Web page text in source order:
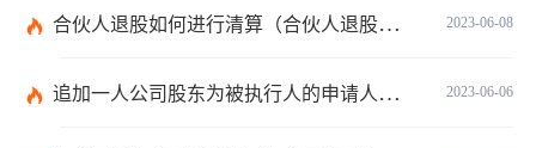
2023-06-08
合伙人退股如何进行清算（合伙人退股没有钱退怎么办）
2023-06-06
追加一人公司股东为被执行人的申请人不负举证责任吗？|每日看点